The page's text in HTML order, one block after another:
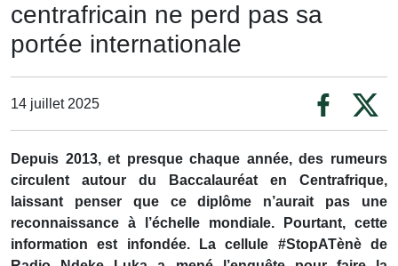
centrafricain ne perd pas sa
portée internationale
14 juillet 2025
Depuis 2013, et presque chaque année, des rumeurs
circulent autour du Baccalauréat en Centrafrique,
laissant penser que ce diplôme n’aurait pas une
reconnaissance à l’échelle mondiale. Pourtant, cette
information est infondée. La cellule #StopATènè de